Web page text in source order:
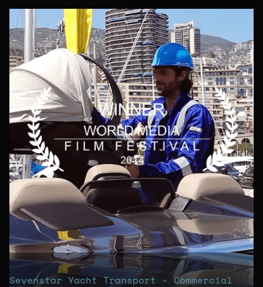
Sevenstar Yacht Transport - Commercial